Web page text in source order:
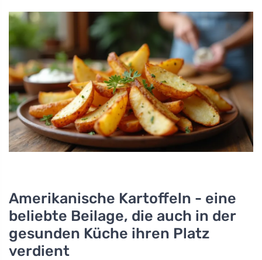
Amerikanische Kartoffeln - eine
beliebte Beilage, die auch in der
gesunden Küche ihren Platz
verdient